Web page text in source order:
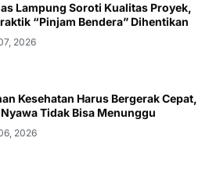
Lampung Soroti Kualitas Proyek,
“Pinjam Bendera” Dihentikan
2026
Kesehatan Harus Bergerak Cepat,
Tidak Bisa Menunggu
2026